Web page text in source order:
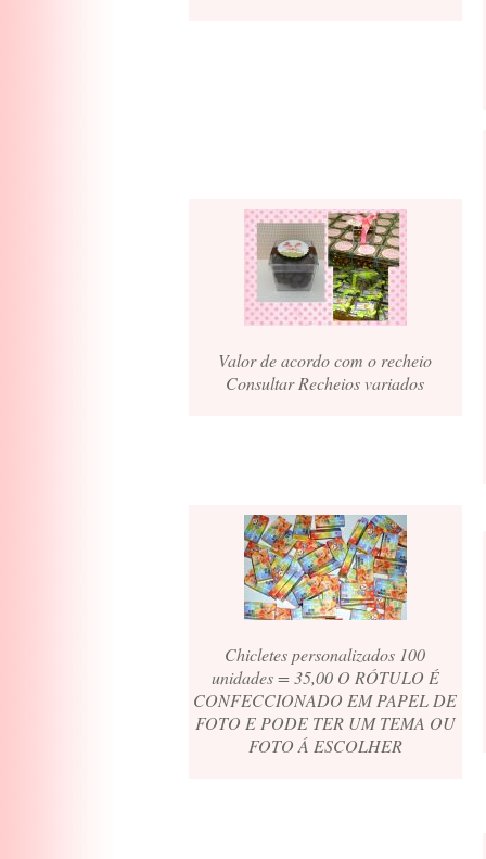
Valor de acordo com o recheio
Consultar Recheios variados
Chicletes personalizados 100
unidades = 35,00 O RÓTULO É
CONFECCIONADO EM PAPEL DE
FOTO E PODE TER UM TEMA OU
FOTO Á ESCOLHER